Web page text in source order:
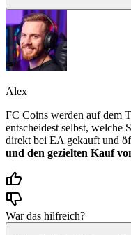
Alex
FC Coins werden auf dem
entscheidest selbst, welche
direkt bei EA gekauft und
und den gezielten Kauf
War das hilfreich?